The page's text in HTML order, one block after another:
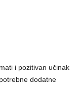
i pozitivan učinak
dodatne